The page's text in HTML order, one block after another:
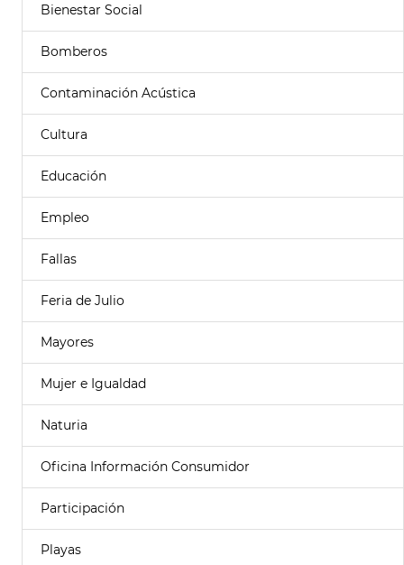
Bienestar Social
Bomberos
Contaminación Acústica
Cultura
Educación
Empleo
Fallas
Feria de Julio
Mayores
Mujer e Igualdad
Naturia
Oficina Información Consumidor
Participación
Playas